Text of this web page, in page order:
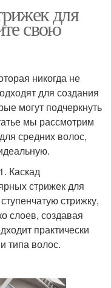
для
свою
никогда не
для создания
могут подчеркнуть
мы рассмотрим
средних волос,
Каскад
стрижек для
стрижку,
слоев, создавая
практически
типа волос.